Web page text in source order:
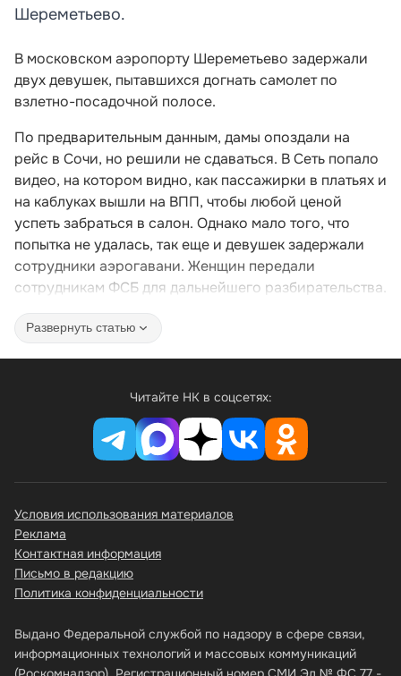
Шереметьево.
В московском аэропорту Шереметьево задержали
двух девушек, пытавшихся догнать самолет по
взлетно-посадочной полосе.
По предварительным данным, дамы опоздали на
рейс в Сочи, но решили не сдаваться. В Сеть попало
видео, на котором видно, как пассажирки в платьях и
на каблуках вышли на ВПП, чтобы любой ценой
успеть забраться в салон. Однако мало того, что
попытка не удалась, так еще и девушек задержали
сотрудники аэрогавани. Женщин передали
сотрудникам ФСБ для дальнейшего разбирательства.
Развернуть статью
Читайте НК в соцсетях:
Выдано Федеральной службой по надзору в сфере связи,
информационных технологий и массовых коммуникаций
Условия использования материалов
Реклама
Контактная информация
Письмо в редакцию
Политика конфиденциальности